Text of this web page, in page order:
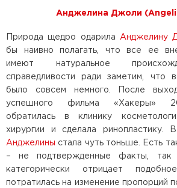
Анджелина Джоли
Природа щедро одарила Анджелину
бы наивно полагать, что все ее
имеют натуральное
справедливости ради заметим, что
было совсем немного. После
успешного фильма «Хакеры»
обратилась в клинику
хирургии и сделала ринопластику.
Анджелины стала чуть тоньше. Есть
– не подтвержденные факты, так
категорически отрицает
потратилась на изменение пропорций